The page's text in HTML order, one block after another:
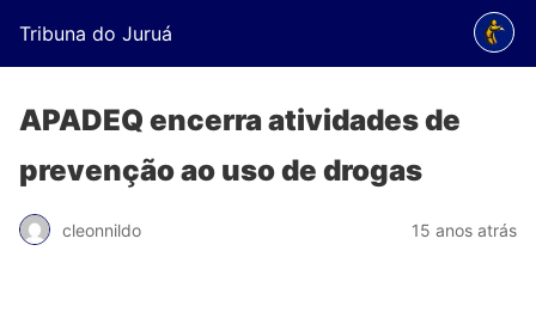
Tribuna do Juruá
APADEQ encerra atividades de
prevenção ao uso de drogas
cleonnildo 15 anos atrás